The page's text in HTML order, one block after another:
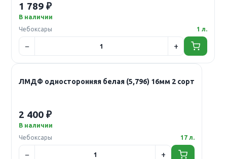
1 789 ₽
В наличии
Чебоксары
1 л.
ЛМДФ односторонняя белая (5,796) 16мм 2 сорт
2 400 ₽
В наличии
Чебоксары
17 л.